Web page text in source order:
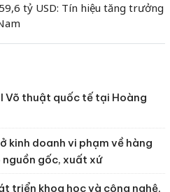
tỷ USD: Tín hiệu tăng trưởng
Võ thuật quốc tế tại Hoàng
kinh doanh vi phạm về hàng
gốc, xuất xứ
triển khoa học và công nghệ,